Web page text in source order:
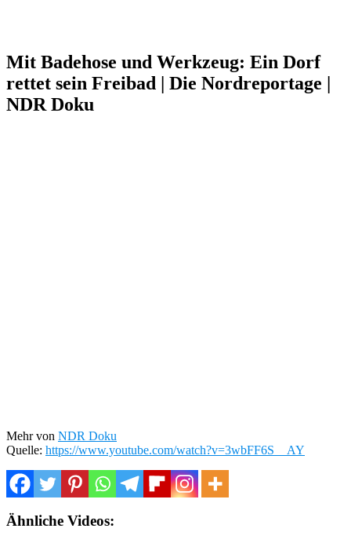
Mit Badehose und Werkzeug: Ein Dorf
rettet sein Freibad | Die Nordreportage |
NDR Doku
Mehr von NDR Doku
Quelle: https://www.youtube.com/watch?v=3wbFF6S__AY
Ähnliche Videos: